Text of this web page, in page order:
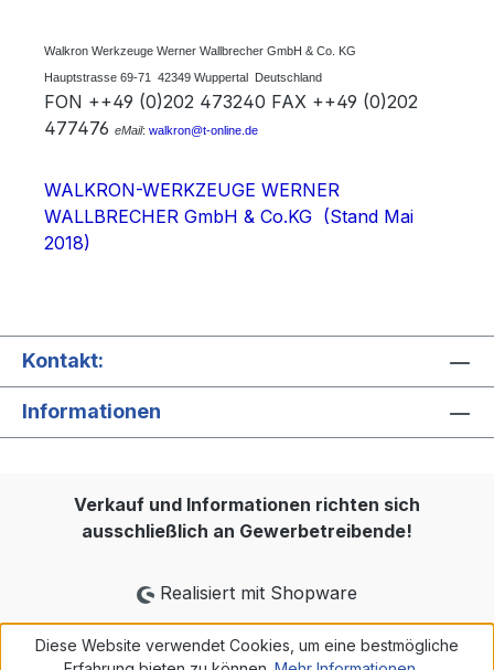
Walkron Werkzeuge Werner Wallbrecher GmbH & Co. KG
Hauptstrasse 69-71 42349 Wuppertal Deutschland
FON ++49 (0)202 473240 FAX ++49 (0)202
477476 eMail: walkron@t-online.de
WALKRON-WERKZEUGE WERNER
WALLBRECHER GmbH & Co.KG (Stand Mai
2018)
Kontakt:
Informationen
Verkauf und Informationen richten sich
ausschließlich an Gewerbetreibende!
Realisiert mit Shopware
Diese Website verwendet Cookies, um eine bestmögliche